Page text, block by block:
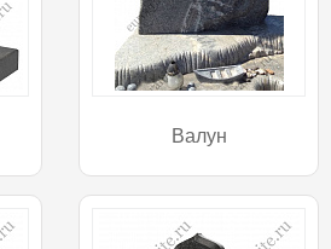
Валун